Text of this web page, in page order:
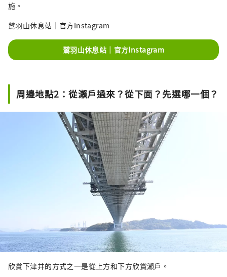
施。
鷲羽山休息站｜官方Instagram
鷲羽山休息站｜官方Instagram
周邊地點2：從瀨戶過來？從下面？先選哪一個？
欣賞下津井的方式之一是從上方和下方欣賞瀨戶。